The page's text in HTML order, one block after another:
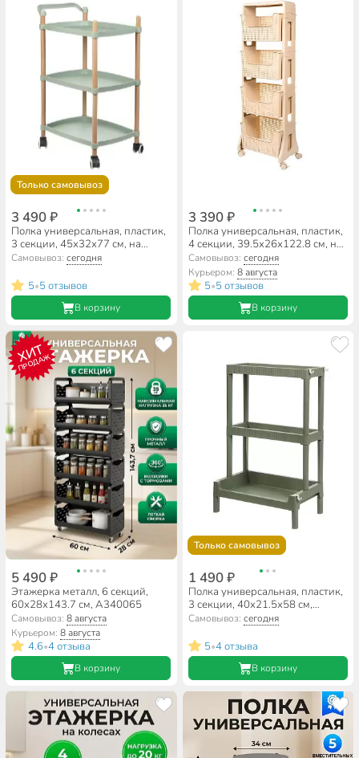
Только самовывоз
3 490 ₽
Полка универсальная, пластик,
3 секции, 45х32х77 см, на
колесах, зеленая, Y4-8664
Самовывоз:сегодня
5•5 отзывов
В корзину
3 390 ₽
Полка универсальная, пластик,
4 секции, 39.5х26х122.8 см, на
колесах, латте, Violet, Лофт,
770420
Самовывоз: сегодня
Курьером: 8 августа
5•5 отзывов
В корзину
ХИТ
ПРОДАЖ
5 490 ₽
Этажерка металл, 6 секций,
60х28х143.7 см, A340065
Самовывоз:8 августа
Курьером:8 августа
4.6•4 отзыва
В корзину
Только самовывоз
1 490 ₽
Полка универсальная, пластик,
3 секции, 40х21.5х58 см,
зеленая, Y4-9122
Самовывоз: сегодня
5•4 отзыва
В корзину